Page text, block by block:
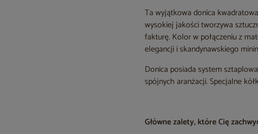
Ta wyjątkowa donica
wysokiej jakości tworzywa
fakturę. Kolor w połączeniu z
elegancji i skandynawskiego
Donica posiada system
spójnych aranżacji. Specjalne
Główne zalety, które Cię